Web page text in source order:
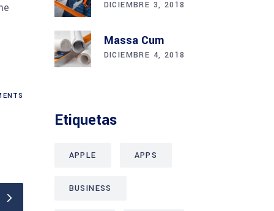
DICIEMBRE 3, 2018
Massa Cum
DICIEMBRE 4, 2018
Etiquetas
APPLE APPS
BUSINESS